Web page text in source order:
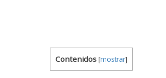
Contenidos [mostrar]